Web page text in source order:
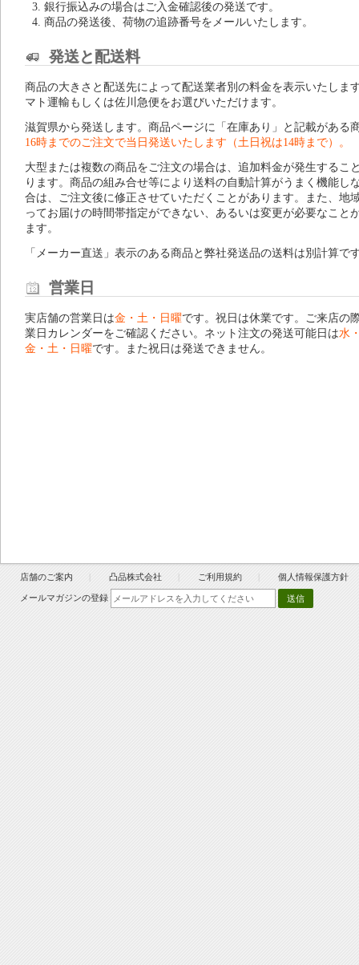
銀行振込みの場合はご入金確認後の発送です。
商品の発送後、荷物の追跡番号をメールいたします。
発送と配送料
商品の大きさと配送先によって配送業者別の料金を表示いたしま
マト運輸もしくは佐川急便をお選びいただけます。
滋賀県から発送します。商品ページに「在庫あり」と記載がある
16時までのご注文で当日発送いたします（土日祝は14時まで）。
大型または複数の商品をご注文の場合は、追加料金が発生するこ
ります。商品の組み合せ等により送料の自動計算がうまく機能し
合は、ご注文後に修正させていただくことがあります。また、地
ってお届けの時間帯指定ができない、あるいは変更が必要なこと
ます。
「メーカー直送」表示のある商品と弊社発送品の送料は別計算で
営業日
実店舗の営業日は金・土・日曜です。祝日は休業です。ご来店の
業日カレンダーをご確認ください。ネット注文の発送可能日は水
金・土・日曜です。また祝日は発送できません。
店舗のご案内 凸品株式会社 ご利用規約 個人情報保護方針
メールマガジンの登録 送信